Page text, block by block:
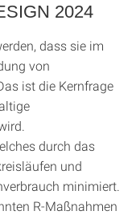
2024
dass sie im
von
ist die Kernfrage
durch das
und
minimiert.
R-Maßnahmen